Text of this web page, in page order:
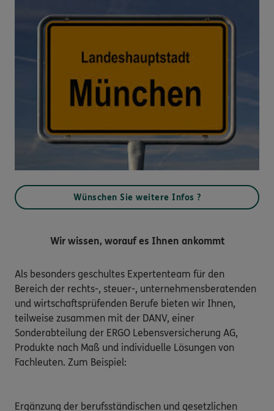
Wünschen Sie weitere Infos ?
Wir wissen, worauf es Ihnen ankommt
Als besonders geschultes Expertenteam für den
Bereich der rechts-, steuer-, unternehmensberatenden
und wirtschaftsprüfenden Berufe bieten wir Ihnen,
teilweise zusammen mit der DANV, einer
Sonderabteilung der ERGO Lebensversicherung AG,
Produkte nach Maß und individuelle Lösungen von
Fachleuten. Zum Beispiel:
Ergänzung der berufsständischen und gesetzlichen